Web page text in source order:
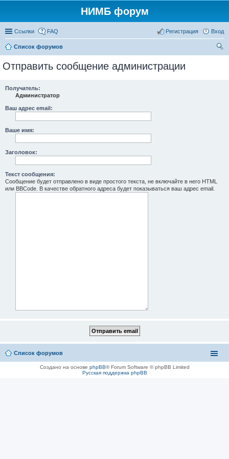
НИМБ форум
Ссылки FAQ Вход
Регистрация
Список форумов
Отправить сообщение администрации
Получатель:
Администратор
Ваш адрес email:
Ваше имя:
Заголовок:
Текст сообщения:
Сообщение будет отправлено в виде простого текста, не включайте в него HTML
или BBCode. В качестве обратного адреса будет показываться ваш адрес email.
Список форумов
Создано на основе phpBB® Forum Software © phpBB Limited
Русская поддержка phpBB